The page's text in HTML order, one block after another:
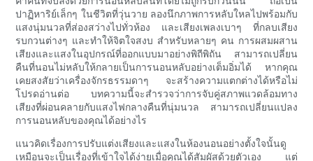
ปาฏิหาริย์เล็กๆ ในชีวิตที่วุ่นวาย ลองนึกภาพการหลับใหลไปพร้อมกับ
แสงนุ่มนวลที่ส่องสว่างไปทั่วห้อง และเสียงเพลงเบาๆ ที่กลบเสียง
รบกวนต่างๆ และทำให้จิตใจสงบ สำหรับหลายๆ คน การผสมผสาน
เสียงและแสงในอุปกรณ์ที่ออกแบบมาอย่างพิถีพิถัน สามารถเปลี่ยน
คืนที่นอนไม่หลับให้กลายเป็นการนอนหลับอย่างเต็มอิ่มได้ หากคุณ
เคยสงสัยว่าเครื่องจักรธรรมดาๆ จะสร้างความแตกต่างได้หรือไม่
โปรดอ่านต่อ บทความนี้จะสำรวจว่าการจับคู่สภาพแวดล้อมทาง
เสียงที่ผ่อนคลายกับแสงไฟกลางคืนที่นุ่มนวล สามารถเปลี่ยนแปลง
การนอนหลับของคุณได้อย่างไร
แนวคิดเรื่องการปรับแต่งเสียงและแสงในห้องนอนอย่างตั้งใจนั้นดู
เหมือนจะเป็นเรื่องที่เข้าใจได้ง่ายเมื่อคุณได้สัมผัสด้วยตัวเอง แต่